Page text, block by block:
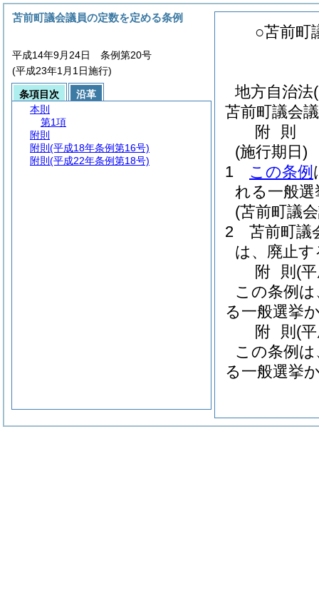
○苫前町
地方自治法
苫前町議会
附 則
(施行期日)
1
この条例
れる一般
(苫前町議
2
苫前町議
は、廃止す
附 則 (
この条例
る一般選挙
附 則 (
この条例
る一般選挙
苫前町議会議員の定数を定める条例
平成14年9月24日 条例第20号
(平成23年1月1日施行)
条項目次
沿革
本則
第1項
附則
附則 (平成18年条例第16号)
附則 (平成22年条例第18号)